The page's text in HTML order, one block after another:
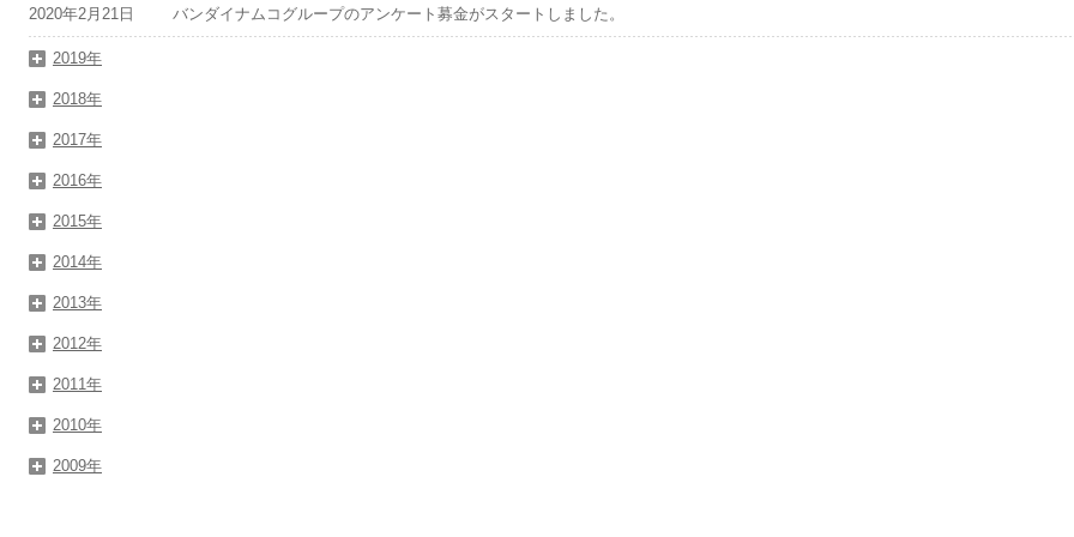
2020年2月21日 バンダイナムコグループのアンケート募金がスタートしました。
2019年
2018年
2017年
2016年
2015年
2014年
2013年
2012年
2011年
2010年
2009年